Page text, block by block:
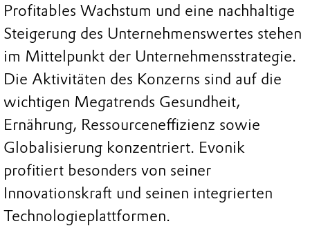
Profitables Wachstum und eine nachhaltige
Steigerung des Unternehmenswertes stehen
im Mittelpunkt der Unternehmensstrategie.
Die Aktivitäten des Konzerns sind auf die
wichtigen Megatrends Gesundheit,
Ernährung, Ressourceneffizienz sowie
Globalisierung konzentriert. Evonik
profitiert besonders von seiner
Innovationskraft und seinen integrierten
Technologieplattformen.